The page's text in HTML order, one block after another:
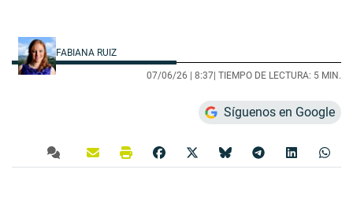
FABIANA RUIZ
07/06/26 | 8:37 | TIEMPO DE LECTURA: 5 MIN.
Síguenos en Google